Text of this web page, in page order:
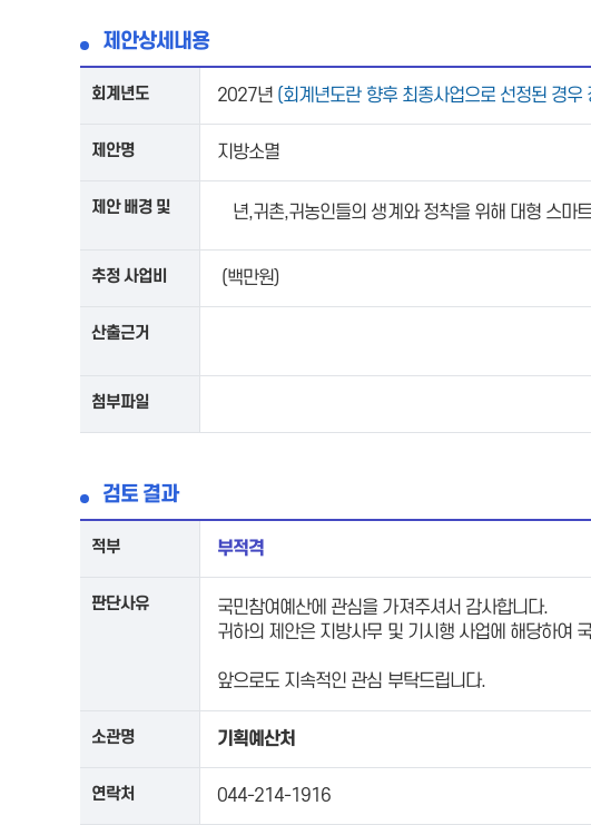
제안상세내용
회계년도 2027년 (회계년도란 향후 최종사업으로 선정된 경
제안명 지방소멸
제안 배경 및 쳥년,귀촌,귀농인들의 생계와 정착을 위해 대형 스
추정 사업비 (백만원)
산출근거
첨부파일
검토 결과
적부 부적격
판단사유
국민참여예산에 관심을 가져주셔서 감사합니다.
귀하의 제안은 지방사무 및 기시행 사업에 해당하여
앞으로도 지속적인 관심 부탁드립니다.
소관명 기획예산처
연락처 044-214-1916